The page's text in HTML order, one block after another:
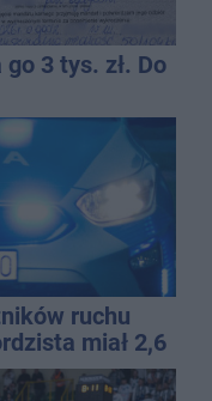
3 tys. zł. Do
ruchu
miał 2,6